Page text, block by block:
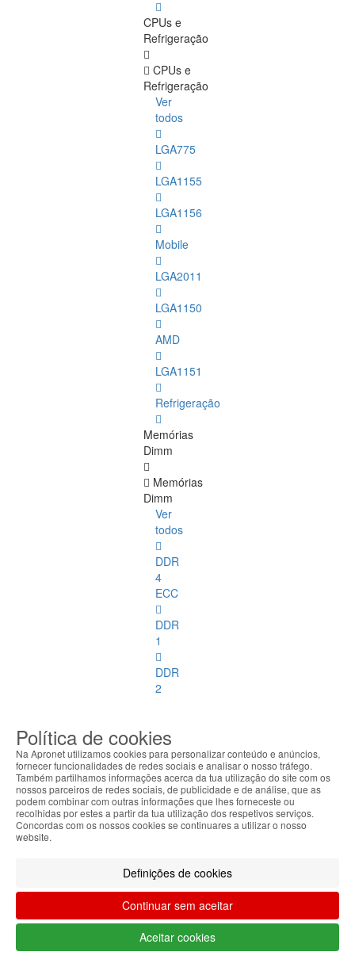
CPUs e
Refrigeração
CPUs e
Refrigeração
Ver
todos
LGA775
LGA1155
LGA1156
Mobile
LGA2011
LGA1150
AMD
LGA1151
Refrigeração
Memórias
Dimm
Memórias
Dimm
Ver
todos
DDR
4
ECC
DDR
1
DDR
2
3
DDR
4
DDR
2
DDR
3
ECC
Memórias
Política de cookies
Na Apronet utilizamos cookies para personalizar conteúdo e anúncios,
fornecer funcionalidades de redes sociais e analisar o nosso tráfego.
Também partilhamos informações acerca da tua utilização do site com os
nossos parceiros de redes sociais, de publicidade e de análise, que as
podem combinar com outras informações que lhes forneceste ou
recolhidas por estes a partir da tua utilização dos respetivos serviços.
Concordas com os nossos cookies se continuares a utilizar o nosso
website.
Definições de cookies
Continuar sem aceitar
Aceitar cookies